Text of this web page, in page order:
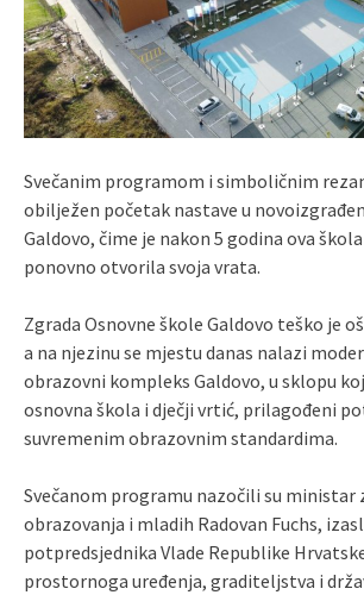
Svečanim programom i simboličnim
obilježen početak nastave u
Galdovo, čime je nakon 5 godina ova
ponovno otvorila svoja vrata.
Zgrada Osnovne škole Galdovo teško je
a na njezinu se mjestu danas nalazi
obrazovni kompleks Galdovo, u sklopu
osnovna škola i dječji vrtić, prilagođeni
suvremenim obrazovnim standardima.
Svečanom programu nazočili su ministar
obrazovanja i mladih Radovan Fuchs,
potpredsjednika Vlade Republike
prostornoga uređenja, graditeljstva i